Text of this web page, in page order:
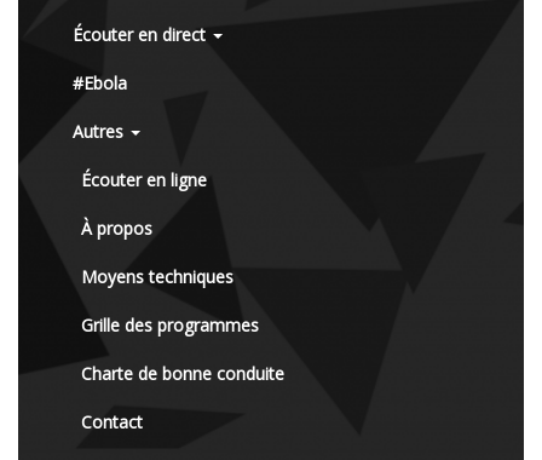
Écouter en direct
#Ebola
Autres
Écouter en ligne
À propos
Moyens techniques
Grille des programmes
Charte de bonne conduite
Contact